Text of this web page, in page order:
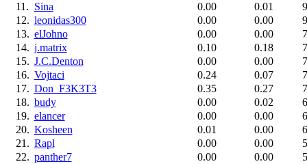
11. Sina 0.00 0.01
12. leonidas300 0.00 0.00
13. elJohno 0.00 0.00
14. j.matrix 0.10 0.18
15. J.C.Denton 0.00 0.00
16. Vojtaci 0.24 0.07
17. Don_F3K3T3 0.35 0.27
18. budy 0.00 0.02
19. elancer 0.00 0.00
20. Kosheen 0.01 0.00
21. Rapl 0.00 0.00
22. panther7 0.00 0.00